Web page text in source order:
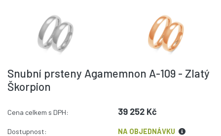
Snubní prsteny Agamemnon A-109 - Zlatý
Škorpion
Cena celkem s DPH: 39 252 Kč
Dostupnost: NA OBJEDNÁVKU